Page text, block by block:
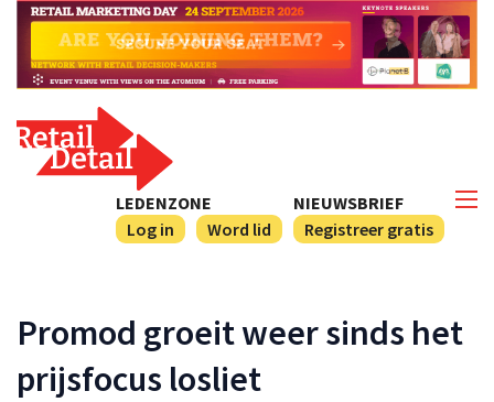
NIEUWSBRIEF
Registreer gratis
LEDENZONE
Log in
Word lid
Promod groeit weer sinds het
prijsfocus losliet